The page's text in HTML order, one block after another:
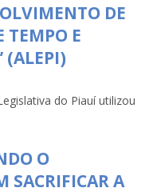
DE
TEMPO E
(ALEPI)
do Piauí utilizou
O
SACRIFICAR A